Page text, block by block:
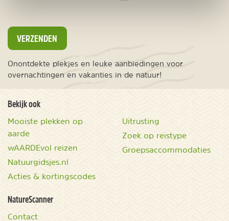
VERZENDEN
Onontdekte plekjes en leuke aanbiedingen voor
overnachtingen en vakanties in de natuur!
Bekijk ook
Mooiste plekken op
aarde
wAARDEvol reizen
Natuurgidsjes.nl
Acties & kortingscodes
Uitrusting
Zoek op reistype
Groepsaccommodaties
NatureScanner
Contact